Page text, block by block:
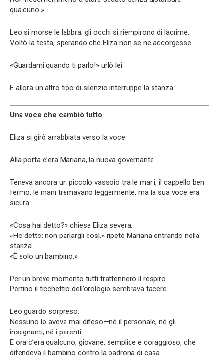
qualcuno.»
Leo si morse le labbra; gli occhi si riempirono di lacrime.
Voltò la testa, sperando che Eliza non se ne accorgesse.
«Guardami quando ti parlo!» urlò lei.
E allora un altro tipo di silenzio interruppe la stanza.
Una voce che cambiò tutto
Eliza si girò arrabbiata verso la voce.
Alla porta c’era Mariana, la nuova governante.
Teneva ancora un piccolo vassoio tra le mani, il cappello ben
fermo, le mani tremavano leggermente, ma la sua voce era
sicura.
«Cosa hai detto?» chiese Eliza severa.
«Ho detto: non parlargli così,» ripeté Mariana entrando nella
stanza.
«È solo un bambino.»
Per un breve momento tutti trattennero il respiro.
Perfino il ticchettio dell’orologio sembrava tacere.
Leo guardò sorpreso.
Nessuno lo aveva mai difeso—né il personale, né gli
insegnanti, né i parenti.
E ora c’era qualcuno, giovane, semplice e coraggioso, che
difendeva il bambino contro la padrona di casa.